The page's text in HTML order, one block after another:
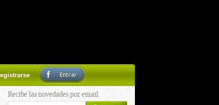
Entrar
Recibe las novedades por email